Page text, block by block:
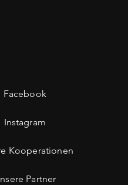
Facebook
Instagram
Kooperationen
Partner